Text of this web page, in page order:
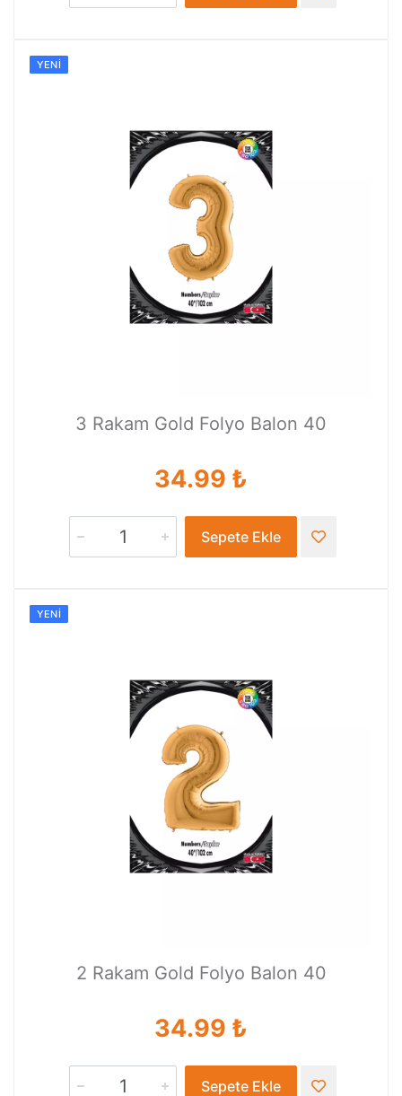
YENI
3 Rakam Gold Folyo Balon 40
34.99 ₺
Sepete Ekle
YENI
2 Rakam Gold Folyo Balon 40
34.99 ₺
Sepete Ekle